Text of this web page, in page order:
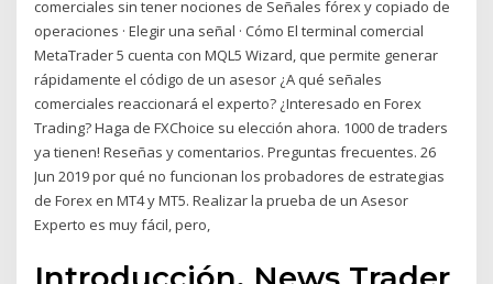
comerciales sin tener nociones de Señales fórex y copiado de
operaciones · Elegir una señal · Cómo El terminal comercial
MetaTrader 5 cuenta con MQL5 Wizard, que permite generar
rápidamente el código de un asesor ¿A qué señales
comerciales reaccionará el experto? ¿Interesado en Forex
Trading? Haga de FXChoice su elección ahora. 1000 de traders
ya tienen! Reseñas y comentarios. Preguntas frecuentes. 26
Jun 2019 por qué no funcionan los probadores de estrategias
de Forex en MT4 y MT5. Realizar la prueba de un Asesor
Experto es muy fácil, pero,